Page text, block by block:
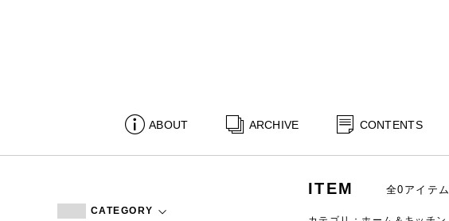
ABOUT ARCHIVE CONTENTS
CATEGORY
ITEM 全0アイテム